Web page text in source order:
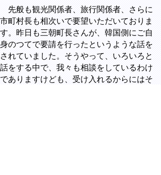
先般も観光関係者、旅行関係者、さらに
市町村長も相次いで要望いただいておりま
す。昨日も三朝町長さんが、韓国側にご自
身のつてで要請を行ったというような話を
されていました。そうやって、いろいろと
話をする中で、我々も相談をしているわけ
でありますけども、受け入れるからにはそ